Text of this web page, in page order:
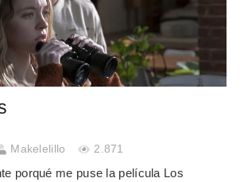
Makelelillo 2.871
porqué me puse la película Los